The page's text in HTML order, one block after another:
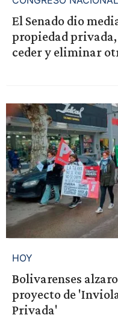
El Senado dio
propiedad
ceder y eliminar
HOY
Bolivarenses
proyecto de
Privada'